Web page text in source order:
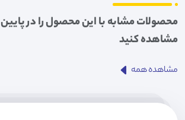
محصولات مشابه با این محصول را در پایین
مشاهده کنید
مشاهده همه